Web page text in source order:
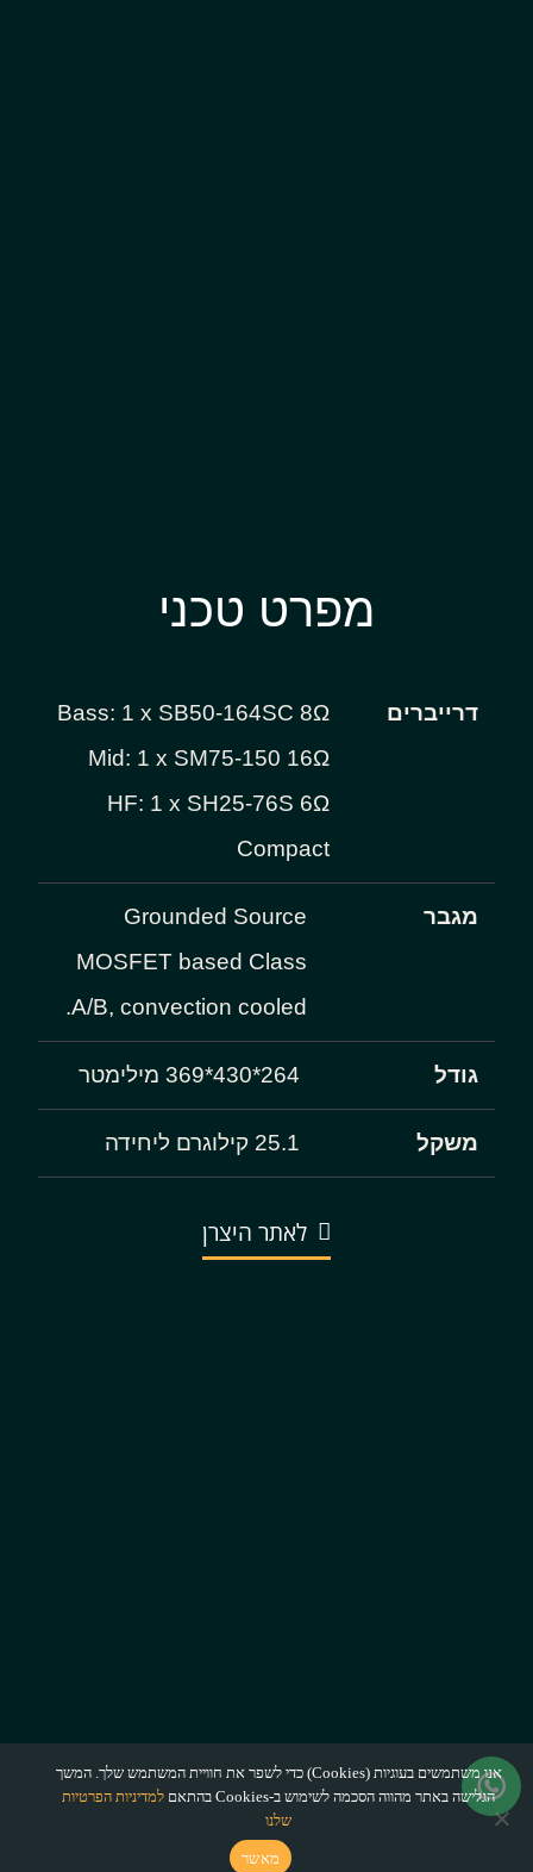
מפרט טכני
דרייברים
Bass: 1 x SB50-164SC 8Ω
Mid: 1 x SM75-150 16Ω
HF: 1 x SH25-76S 6Ω
Compact
מגבר
Grounded Source
MOSFET based Class
A/B, convection cooled.
גודל 264*430*369 מילימטר
משקל 25.1 קילוגרם ליחידה
לאתר היצרן
אנו משתמשים בעוגיות (Cookies) כדי לשפר את חוויית המשתמש שלך. המשך
הגלישה באתר מהווה הסכמה לשימוש ב-Cookies בהתאם
למדיניות הפרטיות
שלנו
מאשר